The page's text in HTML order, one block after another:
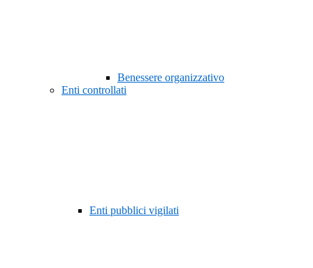
Benessere organizzativo
Enti controllati
Enti pubblici vigilati